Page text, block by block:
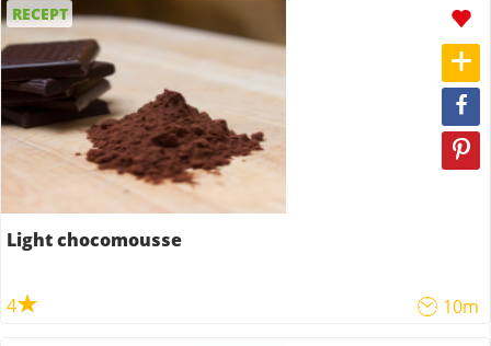
RECEPT
Light chocomousse
4 10m